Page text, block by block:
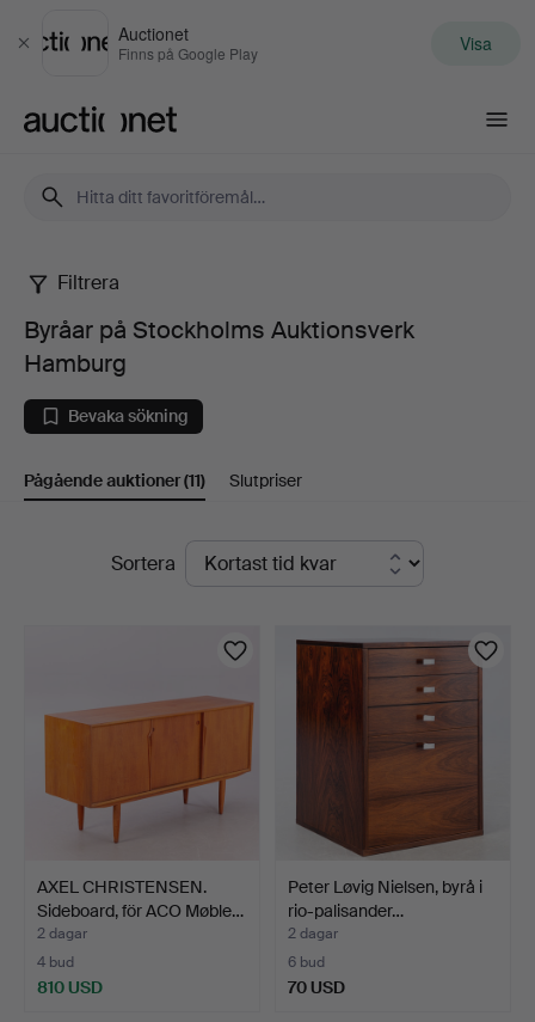
Stäng
Auctionet
Finns på Google Play Visa
Byråar
på
Stockholms
Auktionsverk
Filtrera
Byråar på Stockholms Auktionsverk
Hamburg
Bevaka sökning
Pågående auktioner(11) Slutpriser
PågåendeSortera
AXEL CHRISTENSEN.
Sideboard, för ACO Møble…
2 dagar
4 bud
810 USD
Peter Løvig Nielsen, byrå i
rio-palisander…
2 dagar
6 bud
70 USD